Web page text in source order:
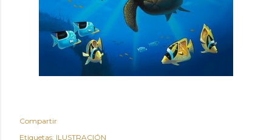
Compartir
Etiquetas: ILUSTRACIÓN